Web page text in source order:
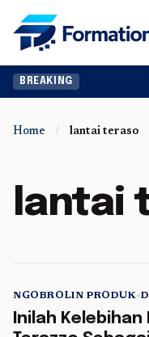
BREAKING
Home / lantai teraso
lantai
NGOBROLIN PRODUK•
Inilah